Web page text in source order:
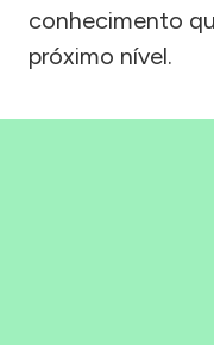
conhecimento
próximo nível.